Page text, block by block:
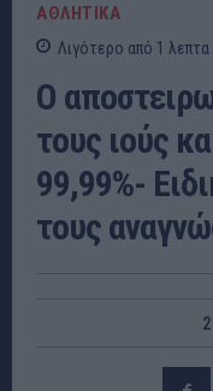
ΑΘΛΗΤΙΚΑ
Λιγότερο από 1 λεπτα
Ο
τους ιούς
99,99%-
τους